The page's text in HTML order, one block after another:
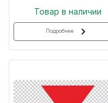
Товар в наличии
Подробнее